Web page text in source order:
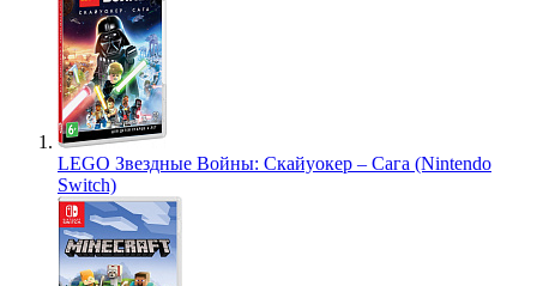
LEGO Звездные Войны: Скайуокер – Сага (Nintendo
Switch)